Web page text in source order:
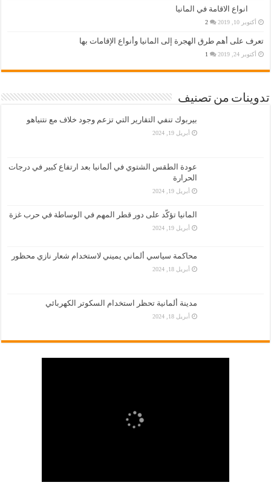
انواع الاقامة في المانيا
أكتوبر 10, 2019 2
تعرف على أهم طرق الهجرة إلى المانيا وأنواع الإقامات بها
أكتوبر 24, 2019 1
تدوينات من تصنيف
بيربوك تنفي التقارير التي تزعم وجود خلاف مع نتنياهو
أبريل 19, 2024
عودة الطقس الشتوي في ألمانيا بعد ارتفاع كبير في درجات
الحرارة
أبريل 19, 2024
المانيا تؤكّد على دور قطر المهم في الوساطة في حرب غزة
أبريل 19, 2024
محاكمة سياسي ألماني يميني لاستخدام شعار نازي محظور
أبريل 18, 2024
مدينة ألمانية تحظر استخدام السكوتر الكهربائي
أبريل 18, 2024